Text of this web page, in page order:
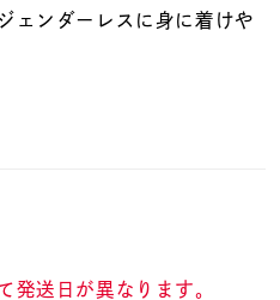
りのみ すべて表示
ェンダーレスに身に着けや
発送日が異なります。